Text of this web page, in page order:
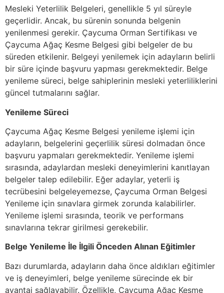
Mesleki Yeterlilik Belgeleri, genellikle 5 yıl süreyle
geçerlidir. Ancak, bu sürenin sonunda belgenin
yenilenmesi gerekir. Çaycuma Orman Sertifikası ve
Çaycuma Ağaç Kesme Belgesi gibi belgeler de bu
süreden etkilenir. Belgeyi yenilemek için adayların belirli
bir süre içinde başvuru yapması gerekmektedir. Belge
yenileme süreci, belge sahiplerinin mesleki yeterliliklerini
güncel tutmalarını sağlar.
Yenileme Süreci
Çaycuma Ağaç Kesme Belgesi yenileme işlemi için
adayların, belgelerini geçerlilik süresi dolmadan önce
başvuru yapmaları gerekmektedir. Yenileme işlemi
sırasında, adaylardan mesleki deneyimlerini kanıtlayan
belgeler talep edilebilir. Eğer adaylar, yeterli iş
tecrübesini belgeleyemezse, Çaycuma Orman Belgesi
Yenileme için sınavlara girmek zorunda kalabilirler.
Yenileme işlemi sırasında, teorik ve performans
sınavlarına tekrar girilmesi gerekebilir.
Belge Yenileme İle İlgili Önceden Alınan Eğitimler
Bazı durumlarda, adayların daha önce aldıkları eğitimler
ve iş deneyimleri, belge yenileme sürecinde ek bir
avantaj sağlayabilir. Özellikle, Çaycuma Ağaç Kesme